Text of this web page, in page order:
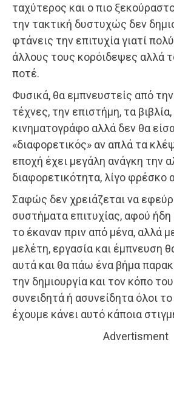
ταχύτερος και ο πιο
την τακτική δυστυχώς δεν
φτάνεις την επιτυχία γιατί
άλλους τους κορόιδεψες αλλά
ποτέ.
Φυσικά, θα εμπνευστείς από την
τέχνες, την επιστήμη, τα
κινηματογράφο αλλά δεν θα
«διαφορετικός» αν απλά τα
εποχή έχει μεγάλη ανάγκη την
διαφορετικότητα, λίγο φρέσκο
Σαφώς δεν χρειάζεται να
συστήματα επιτυχίας, αφού
το έκαναν πριν από μένα, αλλά
μελέτη, εργασία και έμπνευση
αυτά και θα πάω ένα βήμα
την δημιουργία και τον κόπο
συνειδητά ή ασυνείδητα όλοι
έχουμε κάνει αυτό κάποια
Advertisment